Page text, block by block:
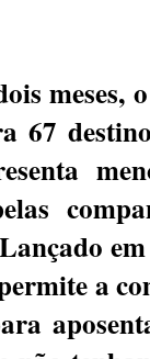
meses,
67
a